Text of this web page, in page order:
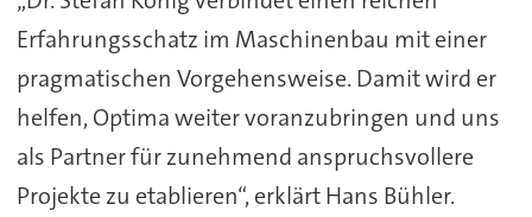
Erfahrungsschatz im Maschinenbau mit einer
pragmatischen Vorgehensweise. Damit wird er
helfen, Optima weiter voranzubringen und uns
als Partner für zunehmend anspruchsvollere
Projekte zu etablieren“, erklärt Hans Bühler.